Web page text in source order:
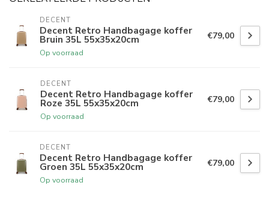
DECENT
Decent Retro Handbagage koffer
Bruin 35L 55x35x20cm
Op voorraad
€79,00
DECENT
Decent Retro Handbagage koffer
Roze 35L 55x35x20cm
Op voorraad
€79,00
DECENT
Decent Retro Handbagage koffer
Groen 35L 55x35x20cm
Op voorraad
€79,00